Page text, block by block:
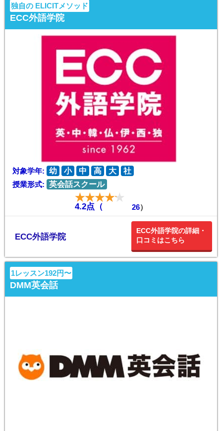
独自の ELICITメソッド
ECC外語学院
対象学年: 幼 小 中 高 大
社
授業形式: 英会話スクール
4.2点（ 26）
ECC外語学院
ECC外語学院の詳細・
口コミはこちら
1レッスン192円〜
DMM英会話